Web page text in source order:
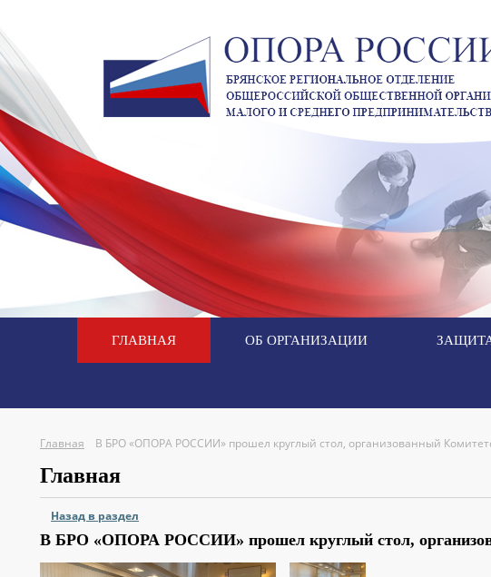
ГЛАВНАЯ ОБ ОРГАНИЗАЦИИ
Главная В БРО «ОПОРА РОССИИ» прошел круглый стол, организованный
Главная
Назад в раздел
В БРО «ОПОРА РОССИИ» прошел круглый стол,